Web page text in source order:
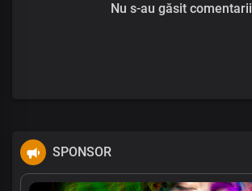
Nu s-au găsit comentarii
SPONSOR